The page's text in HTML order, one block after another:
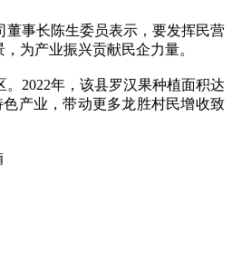
事长陈生委员表示，要发挥民营
为产业振兴贡献民企力量。
2022年，该县罗汉果种植面积达
产业，带动更多龙胜村民增收致